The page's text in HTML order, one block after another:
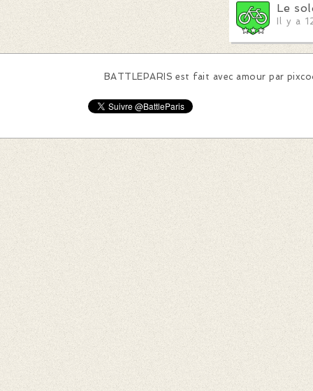
Le
Il y a
BATTLEPARIS est fait avec amour par